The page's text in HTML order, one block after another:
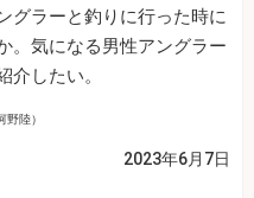
グラーと釣りに行った時に
。気になる男性アングラー
介したい。
野陸）
2023年6月7日